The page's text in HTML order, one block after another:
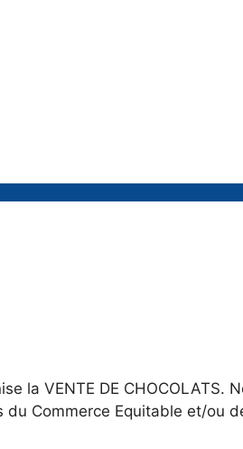
la VENTE DE CHOCOLATS.
Commerce Equitable et/ou